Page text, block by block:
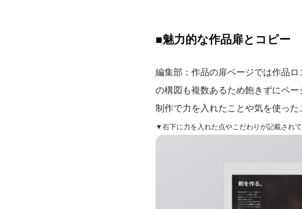
■魅力的な作品扉とコピー
編集部：作品の扉ページでは作品
の構図も複数あるため飽きずにペー
制作で力を入れたことや気を使った
▼右下に力を入れた点やこだわりが記載され